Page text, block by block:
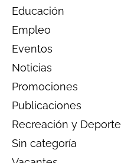
Educación
Empleo
Eventos
Noticias
Promociones
Publicaciones
Recreación y Deporte
Sin categoría